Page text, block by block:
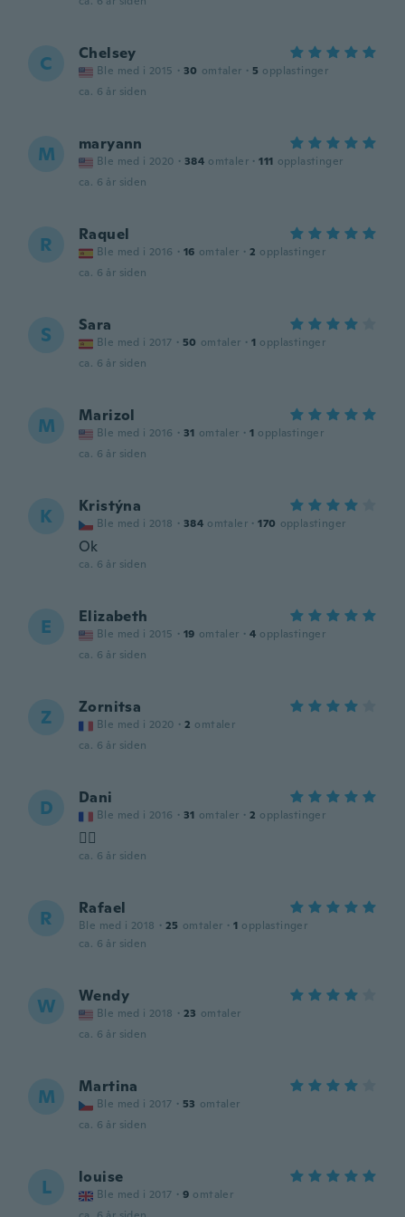
C Chelsey
Ble med i 2015 · 30 omtaler · 5 opplastinger
ca. 6 år siden
M maryann
Ble med i 2020 · 384 omtaler · 111 opplastinger
ca. 6 år siden
R Raquel
Ble med i 2016 · 16 omtaler · 2 opplastinger
ca. 6 år siden
S Sara
Ble med i 2017 · 50 omtaler · 1 opplastinger
ca. 6 år siden
M Marizol
Ble med i 2016 · 31 omtaler · 1 opplastinger
ca. 6 år siden
K Kristýna
Ble med i 2018 · 384 omtaler · 170 opplastinger
Ok
ca. 6 år siden
E Elizabeth
Ble med i 2015 · 19 omtaler · 4 opplastinger
ca. 6 år siden
Z Zornitsa
Ble med i 2020 · 2 omtaler
ca. 6 år siden
D Dani
Ble med i 2016 · 31 omtaler · 2 opplastinger
👍🏼
ca. 6 år siden
R Rafael
Ble med i 2018 · 25 omtaler · 1 opplastinger
ca. 6 år siden
W Wendy
Ble med i 2018 · 23 omtaler
ca. 6 år siden
M Martina
Ble med i 2017 · 53 omtaler
ca. 6 år siden
L louise
Ble med i 2017 · 9 omtaler